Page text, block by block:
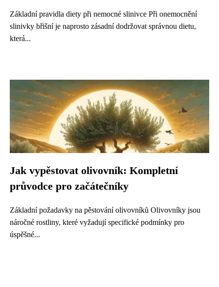
Základní pravidla diety při nemocné slinivce Při onemocnění
slinivky břišní je naprosto zásadní dodržovat správnou dietu,
která...
Jak vypěstovat olivovník: Kompletní
průvodce pro začátečníky
Základní požadavky na pěstování olivovníků Olivovníky jsou
náročné rostliny, které vyžadují specifické podmínky pro
úspěšné...